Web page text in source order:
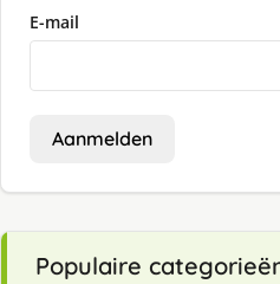
E-mail
Aanmelden
Populaire